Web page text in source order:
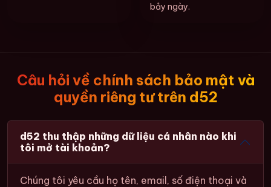
bảy ngày.
Câu hỏi về chính sách bảo mật và
quyền riêng tư trên d52
d52 thu thập những dữ liệu cá nhân nào khi
tôi mở tài khoản?
Chúng tôi yêu cầu họ tên, email, số điện thoại và